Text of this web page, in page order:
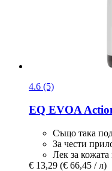
4.6 (5)
EQ EVOA
Също така
За чести
Лек за
€ 13,29 (€ 66,45 / л)